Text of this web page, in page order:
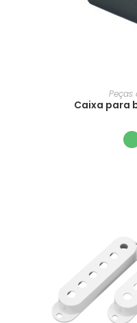
Peças
Caixa para